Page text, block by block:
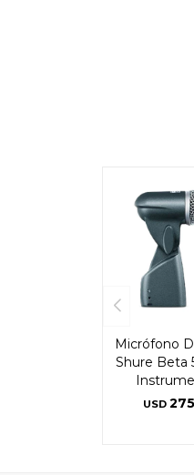
Micrófono
Shure Beta
USD